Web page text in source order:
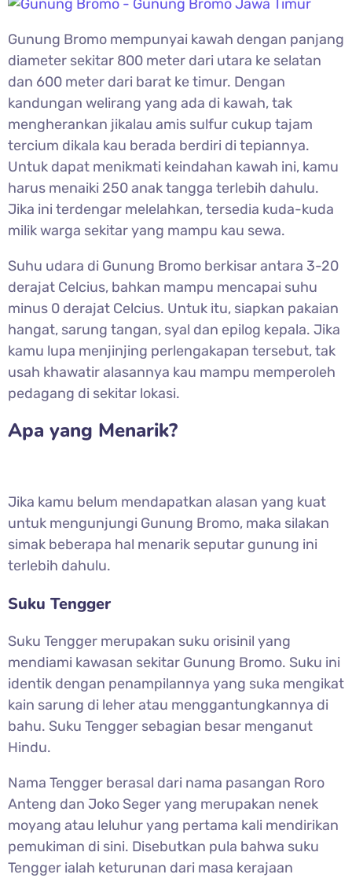
Gunung Bromo mempunyai kawah dengan panjang
diameter sekitar 800 meter dari utara ke selatan
dan 600 meter dari barat ke timur. Dengan
kandungan welirang yang ada di kawah, tak
mengherankan jikalau amis sulfur cukup tajam
tercium dikala kau berada berdiri di tepiannya.
Untuk dapat menikmati keindahan kawah ini, kamu
harus menaiki 250 anak tangga terlebih dahulu.
Jika ini terdengar melelahkan, tersedia kuda-kuda
milik warga sekitar yang mampu kau sewa.
Suhu udara di Gunung Bromo berkisar antara 3-20
derajat Celcius, bahkan mampu mencapai suhu
minus 0 derajat Celcius. Untuk itu, siapkan pakaian
hangat, sarung tangan, syal dan epilog kepala. Jika
kamu lupa menjinjing perlengakapan tersebut, tak
usah khawatir alasannya kau mampu memperoleh
pedagang di sekitar lokasi.
Apa yang Menarik?
Jika kamu belum mendapatkan alasan yang kuat
untuk mengunjungi Gunung Bromo, maka silakan
simak beberapa hal menarik seputar gunung ini
terlebih dahulu.
Suku Tengger
Suku Tengger merupakan suku orisinil yang
mendiami kawasan sekitar Gunung Bromo. Suku ini
identik dengan penampilannya yang suka mengikat
kain sarung di leher atau menggantungkannya di
bahu. Suku Tengger sebagian besar menganut
Hindu.
Nama Tengger berasal dari nama pasangan Roro
Anteng dan Joko Seger yang merupakan nenek
moyang atau leluhur yang pertama kali mendirikan
pemukiman di sini. Disebutkan pula bahwa suku
Tengger ialah keturunan dari masa kerajaan